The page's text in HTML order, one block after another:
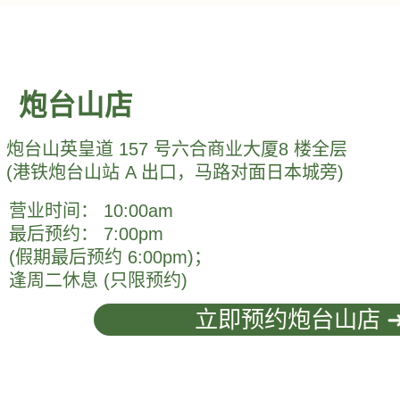
炮台山店
炮台山英皇道 157 号六合商业大厦8 楼全层
(港铁炮台山站 A 出口，马路对面日本城旁)
营业时间： 10:00am
最后预约： 7:00pm
(假期最后预约 6:00pm)；
逢周二休息 (只限预约)
立即预约炮台山店